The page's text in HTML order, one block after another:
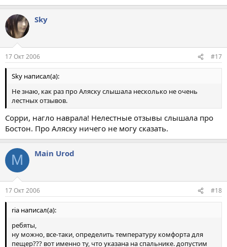
Sky
17 Окт 2006 #17
Sky написал(а):
Не знаю, как раз про Аляску слышала несколько не очень
лестных отзывов.
Сорри, нагло наврала! Нелестные отзывы слышала про
Бостон. Про Аляску ничего не могу сказать.
M Main Urod
17 Окт 2006 #18
ria написал(а):
ребяты,
ну можно, все-таки, определить температуру комфорта для
пещер??? вот именно ту, что указана на спальнике. допустим